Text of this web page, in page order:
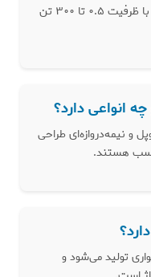
جرثقیل‌های سقفی تک‌پل، دوپل و آویز با ظرفیت ۰.۵ تا ۳۰۰ تن
و نیمه‌دروازه‌ای طراحی
هستند.
تولید می‌شود و